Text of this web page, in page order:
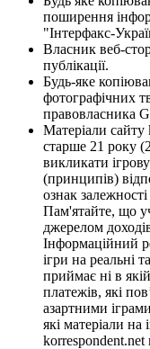
поширення
"Інтерфакс-
Власник веб-
публікації.
Будь-яке
фотографічних
правовласника
Матеріали сайту
старше 21 року
викликати
(принципів)
ознак
Пам'ятайте, що
джерелом
Інформаційний
ігри на реальні
приймає ні в
платежів, які
азартними
які матеріали на